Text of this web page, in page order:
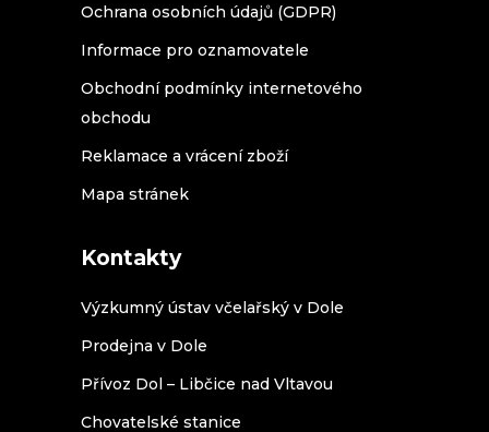
Ochrana osobních údajů (GDPR)
Informace pro oznamovatele
Obchodní podmínky internetového
obchodu
Reklamace a vrácení zboží
Mapa stránek
Kontakty
Výzkumný ústav včelařský v Dole
Prodejna v Dole
Přívoz Dol – Libčice nad Vltavou
Chovatelské stanice